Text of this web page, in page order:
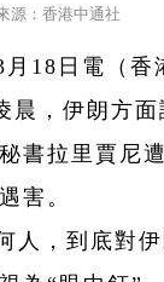
源：香港中通社
18日電（ 香
晨，伊朗方
書拉里賈尼
害。
人，到底對